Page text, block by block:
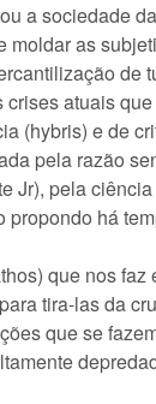
a sociedade
moldar as
de
atuais
(hybris) e de
pela razão
Jr), pela
propondo há
que nos
tira-las da
que se